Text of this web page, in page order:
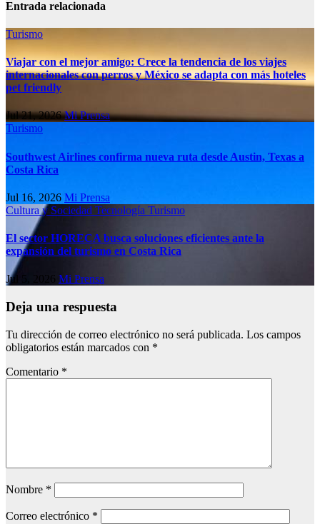
Entrada relacionada
Turismo
Viajar con el mejor amigo: Crece la tendencia de los viajes
internacionales con perros y México se adapta con más hoteles
pet friendly
Jul 21, 2026Mi Prensa
Turismo
Southwest Airlines confirma nueva ruta desde Austin, Texas a
Costa Rica
Jul 16, 2026 Mi Prensa
Cultura y Sociedad Tecnología Turismo
El sector HORECA busca soluciones eficientes ante la
expansión del turismo en Costa Rica
Jul 5, 2026 Mi Prensa
Deja una respuesta
Tu dirección de correo electrónico no será publicada. Los campos
obligatorios están marcados con *
Comentario *
Nombre *
Correo electrónico *